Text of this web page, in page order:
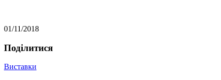
01/11/2018
Подiлитися
Виставки